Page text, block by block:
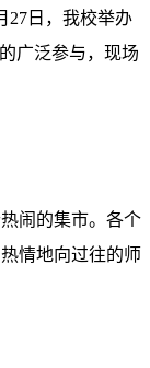
27日，我校举办
广泛参与，现场
闹的集市。各个
情地向过往的师